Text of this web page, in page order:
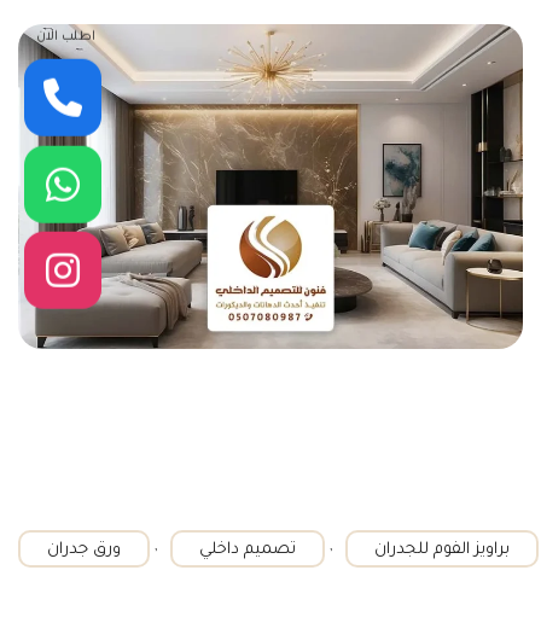
براويز الفوم للجدران , تصميم داخلي , ورق جدران
اطلب الان